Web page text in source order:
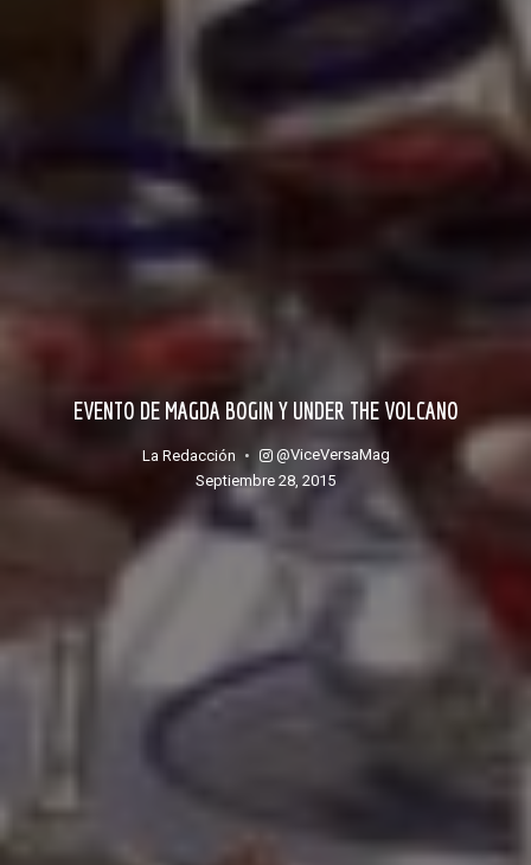
EVENTO DE MAGDA BOGIN Y UNDER THE VOLCANO
La Redacción
@ViceVersaMag
septiembre 28, 2015